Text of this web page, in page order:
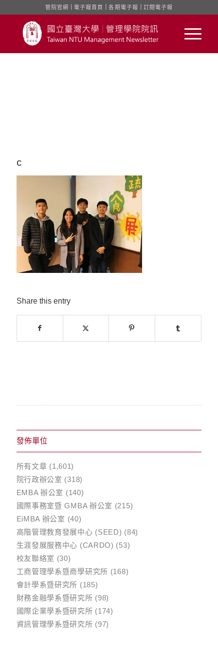
管院官網 電子報首頁 ｜各期電子報 訂閱電子報
c
Share this entry
發佈單位
所有文章 (1,601)
院行政辦公室 (318)
EMBA 辦公室 (140)
國際事務室暨 GMBA 辦公室 (215)
EiMBA 辦公室 (40)
高階管理教育發展中心 (SEED) (84)
生涯發展服務中心 (CARDO) (53)
校友聯絡室 (30)
工商管理學系暨商學研究所 (168)
會計學系暨研究所 (185)
財務金融學系暨研究所 (98)
國際企業學系暨研究所 (174)
資訊管理學系暨研究所 (97)